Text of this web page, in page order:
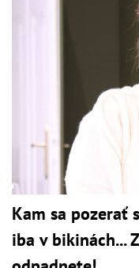
Kam sa pozerať
iba v bikinách...